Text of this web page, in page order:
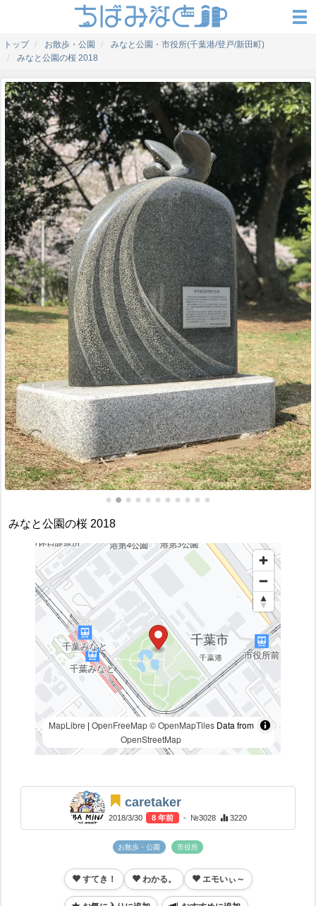
トップ お散歩・公園
みなと公園・市役所(千葉港/登戸/新田町)
みなと公園の桜 2018
みなと公園の桜 2018
MapLibre | OpenFreeMap © OpenMapTilesData from
OpenStreetMap
caretaker
2018/3/30 8 年前 - №3028 3220
お散歩・公園 市役所
すてき！ わかる。 エモいぃ～